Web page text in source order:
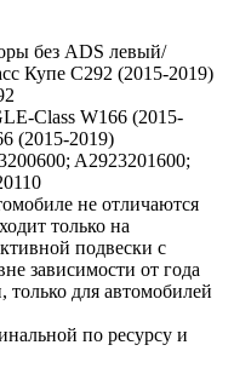
без ADS левый/
Купе С292 (2015-2019)
Class W166 (2015-
(2015-2019)
A2923201600;
не отличаются
только на
подвески с
зависимости от года
только для автомобилей
по ресурсу и